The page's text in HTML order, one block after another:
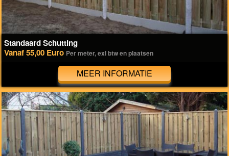
Standaard Schutting
Vanaf 55,00 Euro Per meter, exl btw en plaatsen
MEER INFORMATIE